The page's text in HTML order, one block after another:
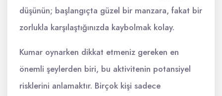
düşünün; başlangıçta güzel bir manzara, fakat bir
zorlukla karşılaştığınızda kaybolmak kolay.
Kumar oynarken dikkat etmeniz gereken en
önemli şeylerden biri, bu aktivitenin potansiyel
risklerini anlamaktır. Birçok kişi sadece